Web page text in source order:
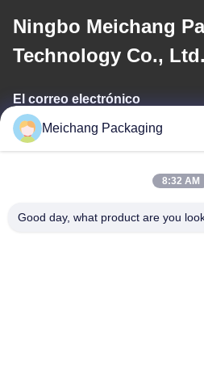
Ningbo Meichang
Technology Co., Ltd.
El correo electrónico
meichang1@mcpackaging.cn
DIRECCIÓN
Meichang Packaging
8:32 AM
Good day, what product are you